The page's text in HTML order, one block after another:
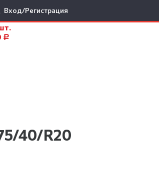
Вход/Регистрация
Р
40/R20